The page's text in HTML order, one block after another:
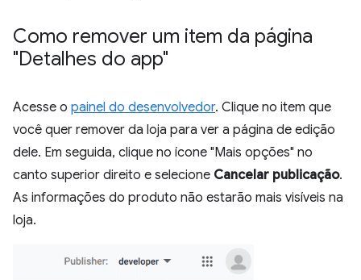
Como remover um item da página
"Detalhes do app"
Acesse o painel do desenvolvedor. Clique no item que
você quer remover da loja para ver a página de edição
dele. Em seguida, clique no ícone "Mais opções" no
canto superior direito e selecione Cancelar publicação.
As informações do produto não estarão mais visíveis na
loja.